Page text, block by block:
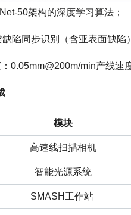
50架构的深度学习算法；
陷同步识别（含亚表面缺陷
0.05mm@200m/min产线速
模块
高速线扫描相机
智能光源系统
SMASH工作站